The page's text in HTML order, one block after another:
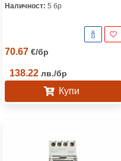
Наличност: 5 бр
70.67 €/бр
138.22 лв./бр
Купи